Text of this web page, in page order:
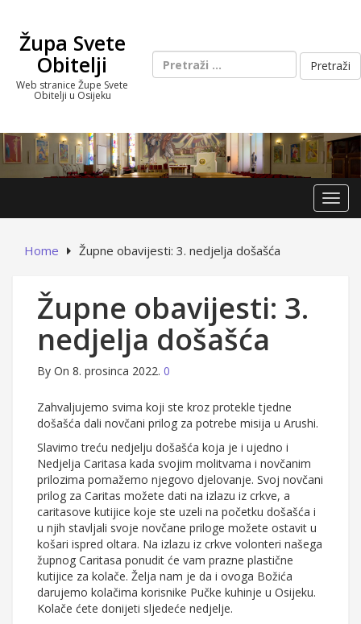
contentŽupa Svete
Obitelji
Web stranice Župe Svete
Obitelji u Osijeku
Pretraži:
Home Župne obavijesti: 3. nedjelja došašća
Župne obavijesti: 3.
nedjelja došašća
By On 8. prosinca 2022. 0
Zahvaljujemo svima koji ste kroz protekle tjedne
došašća dali novčani prilog za potrebe misija u Arushi.
Slavimo treću nedjelju došašća koja je i ujedno i
Nedjelja Caritasa kada svojim molitvama i novčanim
prilozima pomažemo njegovo djelovanje. Svoj novčani
prilog za Caritas možete dati na izlazu iz crkve, a
caritasove kutijice koje ste uzeli na početku došašća i
u njih stavljali svoje novčane priloge možete ostavit u
košari ispred oltara. Na izlazu iz crkve volonteri našega
župnog Caritasa ponudit će vam prazne plastične
kutijice za kolače. Želja nam je da i ovoga Božića
darujemo kolačima korisnike Pučke kuhinje u Osijeku.
Kolače ćete donijeti sljedeće nedjelje.